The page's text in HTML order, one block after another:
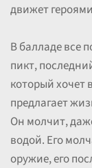
движет
В балладе все
пикт,
который хочет
предлагает
Он молчит,
водой. Его
оружие, его